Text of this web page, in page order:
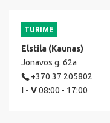
TURIME
Elstila (Kaunas)
Jonavos g. 62a
+370 37 205802
I - V08:00 - 17:00